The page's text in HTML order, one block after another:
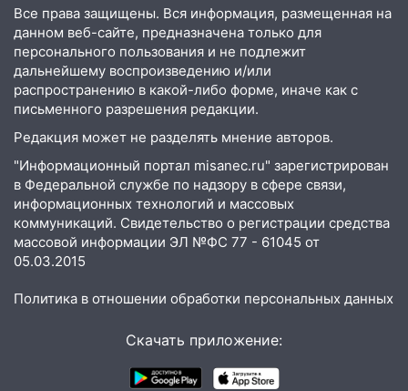
новый кавалер женщины оказался
рецидивистом
14:26 В Ульяновске ограничат движение
по улице Ефремова
14:23 67% ульяновцев готовы
передумать увольняться, если им
повысят зарплату
14:01 Инсценировали ДТП и получили
более 4,6 миллиона рублей: перед
судом предстанет банда
автоподставщиков
мужчины, которого необоснованно
Все права защищены. Вся информация, размещенная на
данном веб-сайте, предназначена только для
персонального пользования и не подлежит
дальнейшему воспроизведению и/или
распространению в какой-либо форме, иначе как с
письменного разрешения редакции.
Редакция может не разделять мнение авторов.
"Информационный портал misanec.ru" зарегистрирован
в Федеральной службе по надзору в сфере связи,
информационных технологий и массовых
коммуникаций. Свидетельство о регистрации средства
массовой информации ЭЛ №ФС 77 - 61045 от
05.03.2015
Политика в отношении обработки персональных данных
Скачать приложение: